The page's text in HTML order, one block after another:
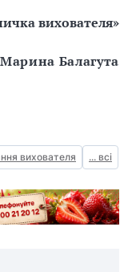
вихователя»
Марина Балагута
вихователя
... всі